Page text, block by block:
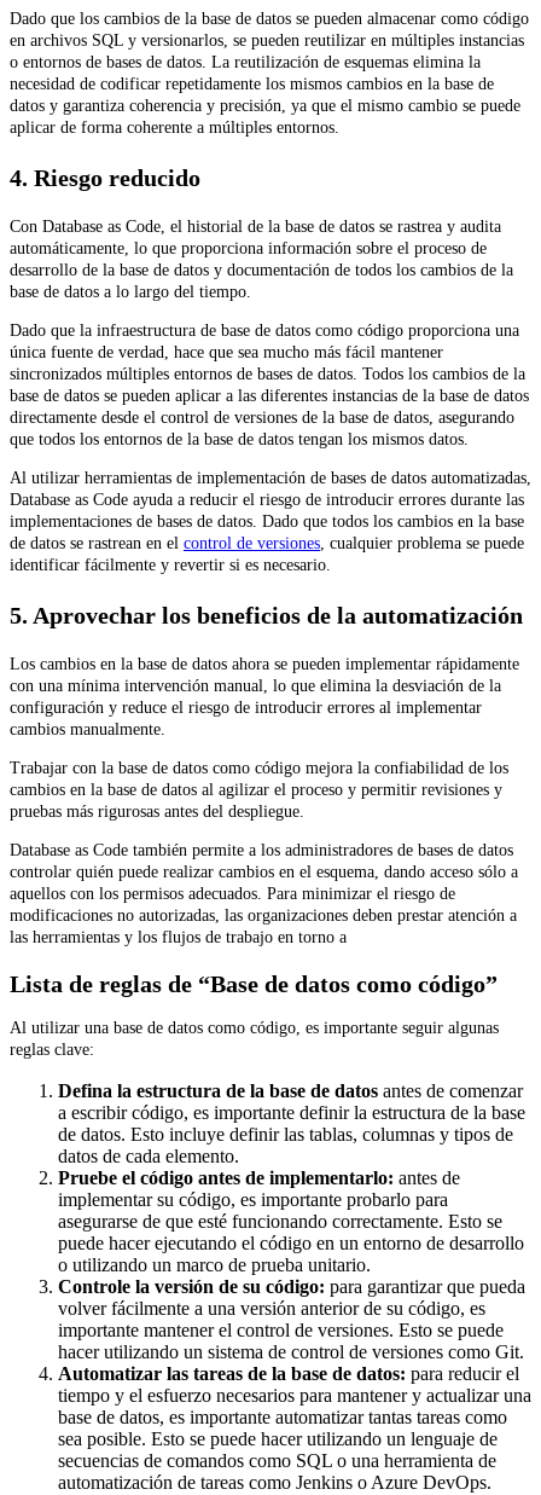
Dado que los cambios de la base de datos se pueden almacenar como código
en archivos SQL y versionarlos, se pueden reutilizar en múltiples instancias
o entornos de bases de datos. La reutilización de esquemas elimina la
necesidad de codificar repetidamente los mismos cambios en la base de
datos y garantiza coherencia y precisión, ya que el mismo cambio se puede
aplicar de forma coherente a múltiples entornos.
4. Riesgo reducido
Con Database as Code, el historial de la base de datos se rastrea y audita
automáticamente, lo que proporciona información sobre el proceso de
desarrollo de la base de datos y documentación de todos los cambios de la
base de datos a lo largo del tiempo.
Dado que la infraestructura de base de datos como código proporciona una
única fuente de verdad, hace que sea mucho más fácil mantener
sincronizados múltiples entornos de bases de datos. Todos los cambios de la
base de datos se pueden aplicar a las diferentes instancias de la base de datos
directamente desde el control de versiones de la base de datos, asegurando
que todos los entornos de la base de datos tengan los mismos datos.
Al utilizar herramientas de implementación de bases de datos automatizadas,
Database as Code ayuda a reducir el riesgo de introducir errores durante las
implementaciones de bases de datos. Dado que todos los cambios en la base
de datos se rastrean en el control de versiones, cualquier problema se puede
identificar fácilmente y revertir si es necesario.
5. Aprovechar los beneficios de la automatización
Los cambios en la base de datos ahora se pueden implementar rápidamente
con una mínima intervención manual, lo que elimina la desviación de la
configuración y reduce el riesgo de introducir errores al implementar
cambios manualmente.
Trabajar con la base de datos como código mejora la confiabilidad de los
cambios en la base de datos al agilizar el proceso y permitir revisiones y
pruebas más rigurosas antes del despliegue.
Database as Code también permite a los administradores de bases de datos
controlar quién puede realizar cambios en el esquema, dando acceso sólo a
aquellos con los permisos adecuados. Para minimizar el riesgo de
modificaciones no autorizadas, las organizaciones deben prestar atención a
las herramientas y los flujos de trabajo en torno a
Lista de reglas de “Base de datos como código”
Al utilizar una base de datos como código, es importante seguir algunas
reglas clave:
Defina la estructura de la base de datos antes de comenzar
a escribir código, es importante definir la estructura de la base
de datos. Esto incluye definir las tablas, columnas y tipos de
datos de cada elemento.
Pruebe el código antes de implementarlo: antes de
implementar su código, es importante probarlo para
asegurarse de que esté funcionando correctamente. Esto se
puede hacer ejecutando el código en un entorno de desarrollo
o utilizando un marco de prueba unitario.
Controle la versión de su código: para garantizar que pueda
volver fácilmente a una versión anterior de su código, es
importante mantener el control de versiones. Esto se puede
hacer utilizando un sistema de control de versiones como Git.
Automatizar las tareas de la base de datos: para reducir el
tiempo y el esfuerzo necesarios para mantener y actualizar una
base de datos, es importante automatizar tantas tareas como
sea posible. Esto se puede hacer utilizando un lenguaje de
secuencias de comandos como SQL o una herramienta de
automatización de tareas como Jenkins o Azure DevOps.